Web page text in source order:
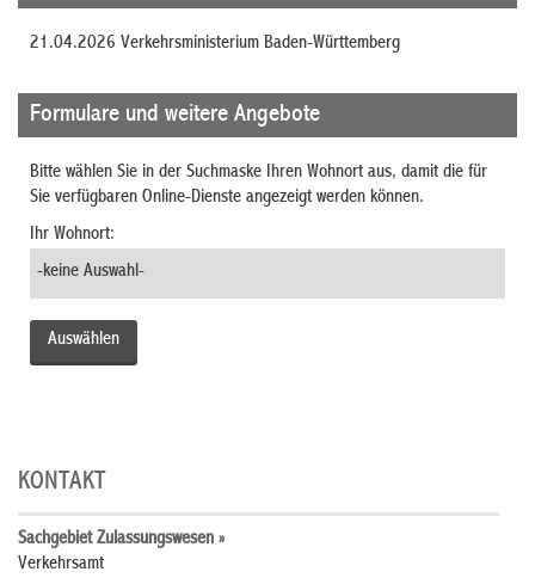
21.04.2026 Verkehrsministerium Baden-Württemberg
Formulare und weitere Angebote
Bitte wählen Sie in der Suchmaske Ihren Wohnort aus, damit die für
Sie verfügbaren Online-Dienste angezeigt werden können.
Ihr Wohnort:
KONTAKT
Sachgebiet Zulassungswesen »
Verkehrsamt